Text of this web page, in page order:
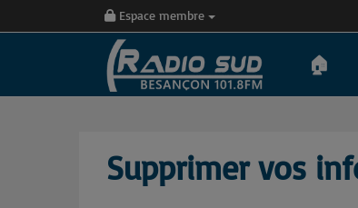
Espace membre
🏠
Supprimer vos